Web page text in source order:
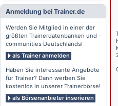
Anmeldung bei Trainer.de
Werden Sie Mitglied in einer der
größten Trainerdatenbanken und -
communities Deutschlands!
als Trainer anmelden
Haben Sie interessante Angebote
für Trainer? Dann werben Sie
kostenlos in unserer Trainerbörse!
als Börsenanbieter inserieren